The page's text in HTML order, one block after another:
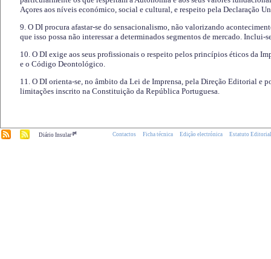
Açores aos níveis económico, social e cultural, e respeito pela Declaração
9. O DI procura afastar-se do sensacionalismo, não valorizando
que isso possa não interessar a determinados segmentos de mercado.
10. O DI exige aos seus profissionais o respeito pelos princípios éticos da
e o Código Deontológico.
11. O DI orienta-se, no âmbito da Lei de Imprensa, pela Direção Editorial e
limitações inscrito na Constituição da República Portuguesa.
Diário Insular.pt Contactos Ficha técnica Edição electrónica Estatuto Editorial